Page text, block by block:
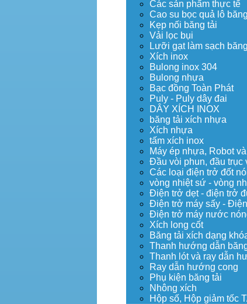
Các sản phẩm thực tế
Cao su bọc quả lô
Kẹp nối băng tải
Vải lọc bụi
Lưỡi gạt làm sạch
Xích inox
Bulong inox 304
Bulong nhựa
Bạc đồng Toàn Phát
Puly - Puly dây đai
DÂY XÍCH INOX
băng tải xích nhựa
Xích nhựa
tấm xích inox
Máy ép nhựa, Robot
Đầu vòi phun, đầu trục
Các loại điện trở đốt
vòng nhiệt sứ - vòng
Điện trở dẹt - điện trở
Điện trở máy sấy -
Điện trở máy nước
Xích long cốt
Băng tải xích dạng
Thanh hướng dẫn
Thanh lót và ray dẫn
Ray dẫn hướng cong
Phụ kiện băng tải
Nhông xích
Hộp số, Hộp giảm tốc